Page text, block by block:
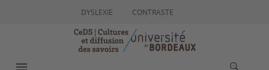
DYSLEXIE CONTRASTE